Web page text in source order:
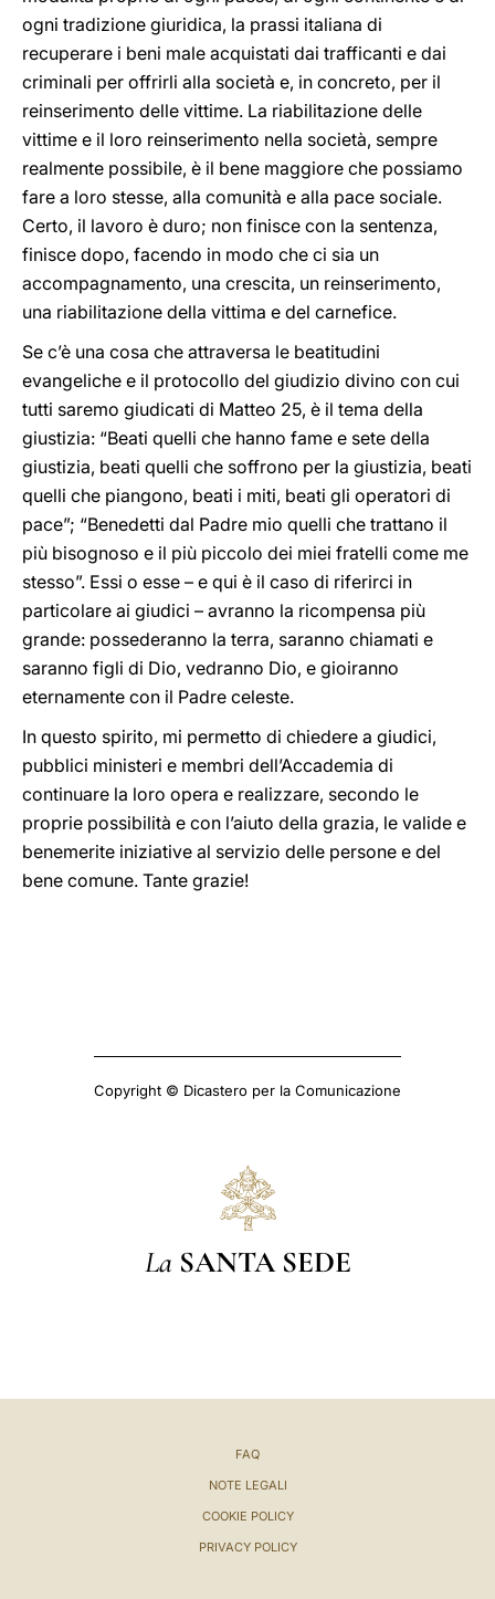
ogni tradizione giuridica, la prassi italiana di
recuperare i beni male acquistati dai trafficanti e dai
criminali per offrirli alla società e, in concreto, per il
reinserimento delle vittime. La riabilitazione delle
vittime e il loro reinserimento nella società, sempre
realmente possibile, è il bene maggiore che possiamo
fare a loro stesse, alla comunità e alla pace sociale.
Certo, il lavoro è duro; non finisce con la sentenza,
finisce dopo, facendo in modo che ci sia un
accompagnamento, una crescita, un reinserimento,
una riabilitazione della vittima e del carnefice.
Se c’è una cosa che attraversa le beatitudini
evangeliche e il protocollo del giudizio divino con cui
tutti saremo giudicati di Matteo 25, è il tema della
giustizia: “Beati quelli che hanno fame e sete della
giustizia, beati quelli che soffrono per la giustizia, beati
quelli che piangono, beati i miti, beati gli operatori di
pace”; “Benedetti dal Padre mio quelli che trattano il
più bisognoso e il più piccolo dei miei fratelli come me
stesso”. Essi o esse – e qui è il caso di riferirci in
particolare ai giudici – avranno la ricompensa più
grande: possederanno la terra, saranno chiamati e
saranno figli di Dio, vedranno Dio, e gioiranno
eternamente con il Padre celeste.
In questo spirito, mi permetto di chiedere a giudici,
pubblici ministeri e membri dell’Accademia di
continuare la loro opera e realizzare, secondo le
proprie possibilità e con l’aiuto della grazia, le valide e
benemerite iniziative al servizio delle persone e del
bene comune. Tante grazie!
Copyright © Dicastero per la Comunicazione
La SANTA SEDE
FAQ
NOTE LEGALI
COOKIE POLICY
PRIVACY POLICY